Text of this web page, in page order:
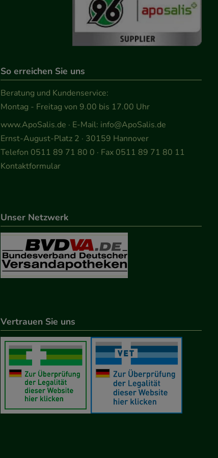
So erreichen Sie uns
Beratung und Kundenservice:
Montag - Freitag von 9.00 bis 17.00 Uhr
www.ApoSalis.de · E-Mail: info@ApoSalis.de
Ernst-August-Platz 2 · 30159 Hannover
Telefon 0511 89 71 80 0 · Fax 0511 89 71 80 11
Kontaktformular
Unser Netzwerk
Vertrauen Sie uns